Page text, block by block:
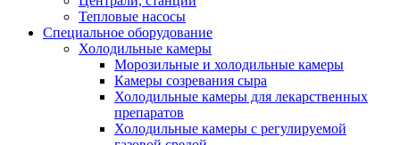
Тепловые насосы
Специальное оборудование
Холодильные камеры
Морозильные и холодильные камеры
Камеры созревания сыра
Холодильные камеры для лекарственных
препаратов
Холодильные камеры с регулируемой